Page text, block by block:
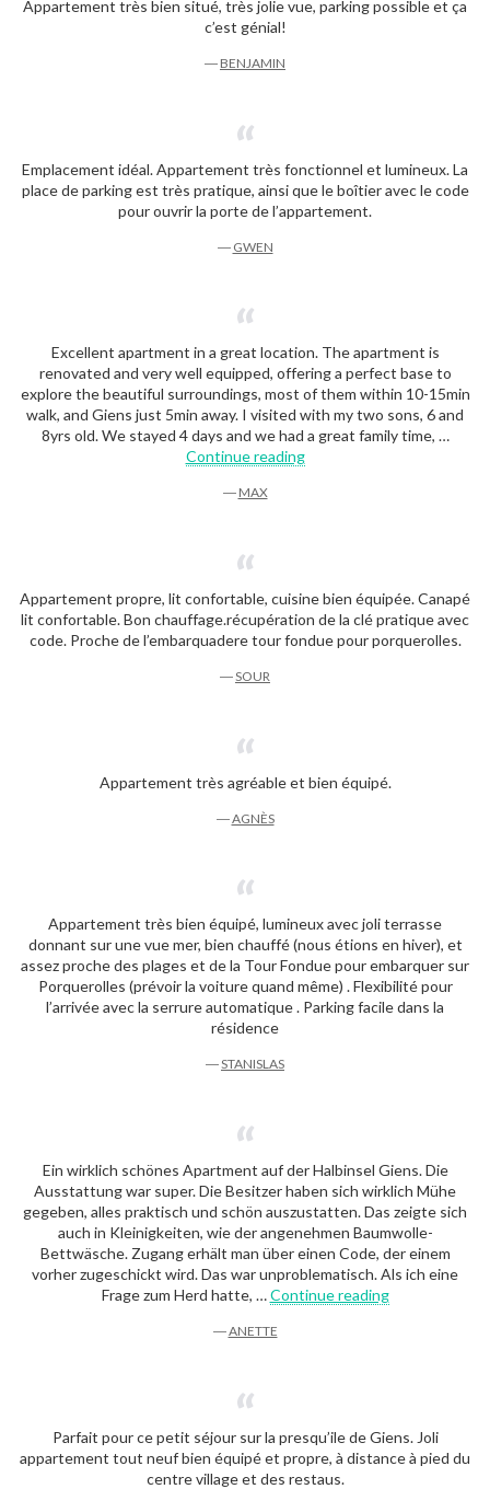
Appartement très bien situé, très jolie vue, parking possible et ça
c’est génial!
― BENJAMIN
Emplacement idéal. Appartement très fonctionnel et lumineux. La
place de parking est très pratique, ainsi que le boîtier avec le code
pour ouvrir la porte de l’appartement.
― GWEN
Excellent apartment in a great location. The apartment is
renovated and very well equipped, offering a perfect base to
explore the beautiful surroundings, most of them within 10-15min
walk, and Giens just 5min away. I visited with my two sons, 6 and
8yrs old. We stayed 4 days and we had a great family time, …
Continue reading« Max »
― MAX
Appartement propre, lit confortable, cuisine bien équipée. Canapé
lit confortable. Bon chauffage.récupération de la clé pratique avec
code. Proche de l’embarquadere tour fondue pour porquerolles.
―SOUR
Appartement très agréable et bien équipé.
―AGNÈS
Appartement très bien équipé, lumineux avec joli terrasse
donnant sur une vue mer, bien chauffé (nous étions en hiver), et
assez proche des plages et de la Tour Fondue pour embarquer sur
Porquerolles (prévoir la voiture quand même) . Flexibilité pour
l’arrivée avec la serrure automatique . Parking facile dans la
résidence
―STANISLAS
Ein wirklich schönes Apartment auf der Halbinsel Giens. Die
Ausstattung war super. Die Besitzer haben sich wirklich Mühe
gegeben, alles praktisch und schön auszustatten. Das zeigte sich
auch in Kleinigkeiten, wie der angenehmen Baumwolle-
Bettwäsche. Zugang erhält man über einen Code, der einem
vorher zugeschickt wird. Das war unproblematisch. Als ich eine
Frage zum Herd hatte, …Continue reading« Anette »
―ANETTE
Parfait pour ce petit séjour sur la presqu’ile de Giens. Joli
appartement tout neuf bien équipé et propre, à distance à pied du
centre village et des restaus.